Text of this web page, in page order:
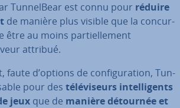
Tun­nel­Bear est connu pour réduire
de manière plus visible que la con­cur­
être au moins par­tiel­le­ment
attribué.
faute d’options de con­fi­gu­ra­tion, Tun­
pour des té­lé­vi­seurs in­tel­li­gents
jeux que de manière détournée et